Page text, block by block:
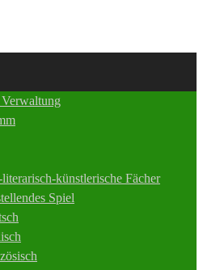
künstlerische Fächer
Spiel